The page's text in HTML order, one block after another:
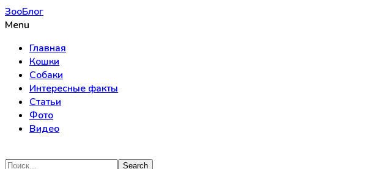
ЗооБлог
Menu
Главная
Кошки
Собаки
Интересные факты
Статьи
Фото
Видео